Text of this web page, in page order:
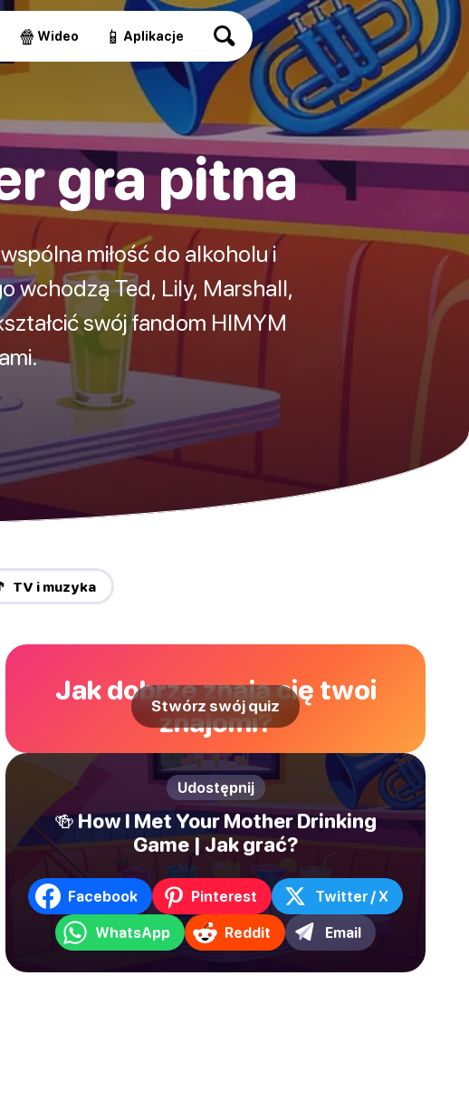
🍿 Wideo 📱 Aplikacje
gra pitna
miłość do alkoholu i
wchodzą Ted, Lily, Marshall,
swój fandom HIMYM
TV i muzyka
Jak dobrze znają cię twoi
znajomi?
Stwórz swój quiz
Udostępnij
🍻 How I Met Your Mother Drinking
Game | Jak grać?
Facebook Pinterest Twitter / X
WhatsApp Reddit Email